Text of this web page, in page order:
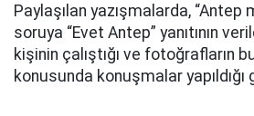
Paylaşılan yazışmalarda, “Antep
soruya “Evet Antep” yanıtının
kişinin çalıştığı ve fotoğrafların
konusunda konuşmalar yapıldığı